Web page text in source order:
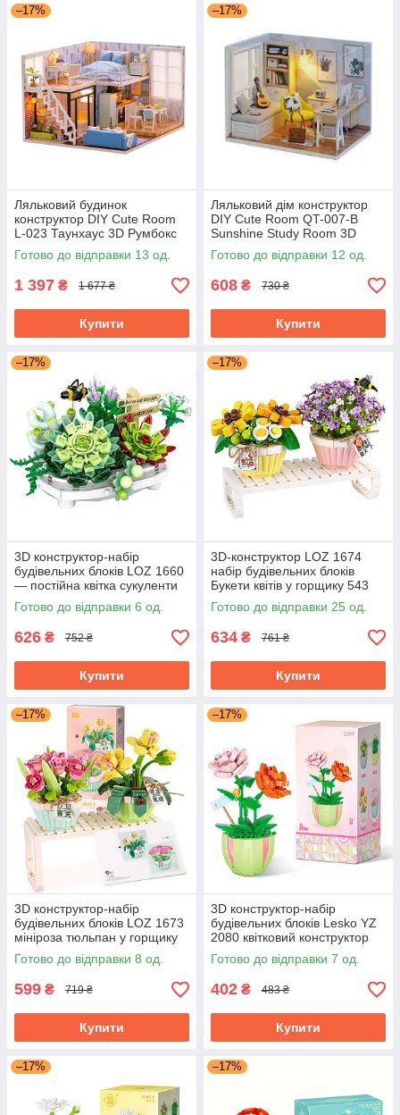
–17%
Ляльковий будинок
конструктор DIY Cute Room
L-023 Таунхаус 3D Румбокс
Готово до відправки 13 од.
1 397 ₴ 1 677 ₴
Купити
–17%
Ляльковий дім конструктор
DIY Cute Room QT-007-B
Sunshine Study Room 3D
Румбокс
Готово до відправки 12 од.
608 ₴ 730 ₴
Купити
–17%
3D конструктор-набір
будівельних блоків LOZ 1660
— постійна квітка сукуленти
389 деталей у горщику
пластиковий
Готово до відправки 6 од.
626 ₴ 752 ₴
Купити
–17%
3D-конструктор LOZ 1674
набір будівельних блоків
Букети квітів у горщику 543
деталі пластиковий
Готово до відправки 25 од.
634 ₴ 761 ₴
Купити
–17%
3D конструктор-набір
будівельних блоків LOZ 1673
мініроза тюльпан у горщику
409 деталей пластиковий
Готово до відправки 8 од.
599 ₴ 719 ₴
Купити
–17%
3D конструктор-набір
будівельних блоків Lesko YZ
2080 квітковий конструктор
Троянда 330 деталей
Готово до відправки 7 од.
402 ₴ 483 ₴
Купити
–17% –17%